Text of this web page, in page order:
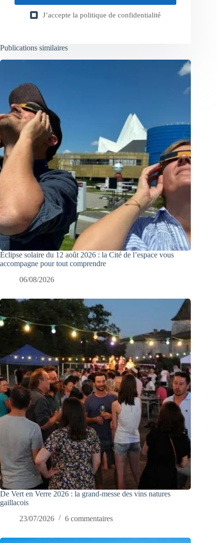
J’accepte la politique de confidentialité
Publications similaires
Éclipse solaire du 12 août 2026 : la Cité de l’espace vous
accompagne pour tout comprendre
06/08/2026
De Vert en Verre 2026 : la grand-messe des vins natures
gaillacois
23/07/2026
6 commentaires